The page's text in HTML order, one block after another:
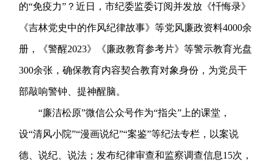
的“免疫力”？近日，市纪委监委订阅并发放《忏悔录》
《吉林党史中的作风纪律故事》等党风廉政资料4000余
册，《警醒2023》《廉政教育参考片》等警示教育光盘
300余张，确保教育内容契合教育对象身份，为党员干
部敲响警钟、提神醒脑。
“廉洁松原”微信公众号作为“指尖”上的课堂，
设“清风小院”“漫画说纪”“案鉴”等纪法专栏，以案说
德、说纪、说法；发布纪律审查和监察调查信息15次，